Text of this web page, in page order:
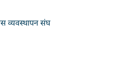
व्यवस्थापन संघ